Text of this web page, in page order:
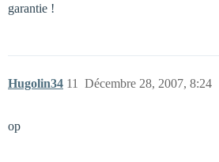
garantie !
Hugolin34 Décembre 28, 2007, 8:24
11
op